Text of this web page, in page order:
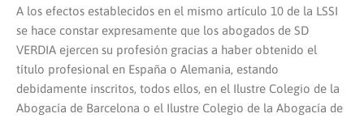
A los efectos establecidos en el mismo artículo 10 de la LSSI
se hace constar expresamente que los abogados de SD
VERDIA ejercen su profesión gracias a haber obtenido el
título profesional en España o Alemania, estando
debidamente inscritos, todos ellos, en el Ilustre Colegio de la
Abogacía de Barcelona o el Ilustre Colegio de la Abogacía de